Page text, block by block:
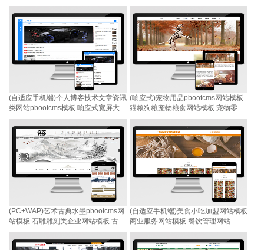
屋定制网站源码下载
载
(自适应手机端)个人博客技术文章资讯
类网站pbootcms模板 响应式宽屏大气
的新闻网站源码下载
(响应式)宠物用品pbootcms网站模板
猫粮狗粮宠物粮食网站模板 宠物零食
pbootcms网站源码下载
(PC+WAP)艺术古典水墨pbootcms网
站模板 石雕雕刻类企业网站模板 古典
艺术风格pbootcms网站源码下载
(自适应手机端)美食小吃加盟网站模板
商业服务网站模板 餐饮管理网站
pbootcms模板 美食小吃网站源码下载